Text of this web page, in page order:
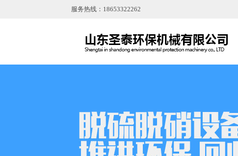
服务热线：18653322262